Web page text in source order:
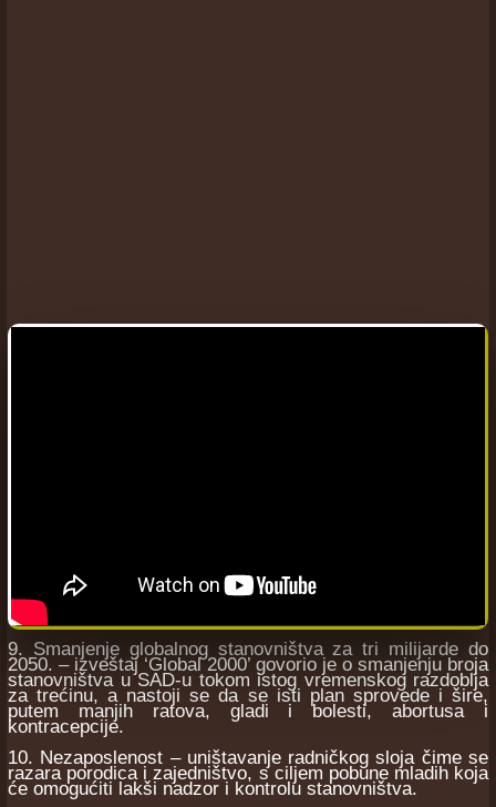
9. Smanjenje globalnog stanovništva za tri milijarde do
2050. – izveštaj ‘Global 2000’ govorio je o smanjenju broja
stanovništva u SAD-u tokom istog vremenskog razdoblja
za trećinu, a nastoji se da se isti plan sprovede i šire,
putem manjih ratova, gladi i bolesti, abortusa i
kontracepcije.
10. Nezaposlenost – uništavanje radničkog sloja čime se
razara porodica i zajedništvo, s ciljem pobune mladih koja
će omogućiti lakši nadzor i kontrolu stanovništva.